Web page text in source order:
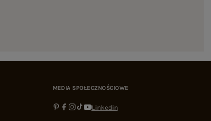
MEDIA SPOŁECZNOŚCIOWE
Linkedin